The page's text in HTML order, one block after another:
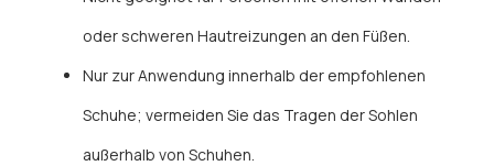
oder schweren Hautreizungen an den Füßen.
Nur zur Anwendung innerhalb der empfohlenen
Schuhe; vermeiden Sie das Tragen der Sohlen
außerhalb von Schuhen.